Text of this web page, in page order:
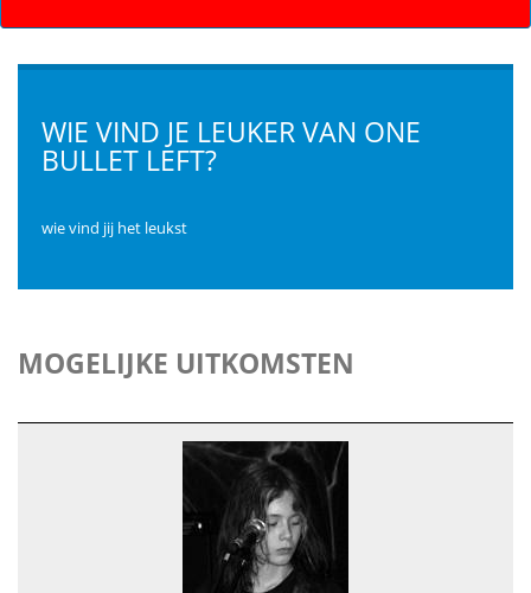
WIE VIND JE LEUKER VAN ONE
BULLET LEFT?
wie vind jij het leukst
MOGELIJKE UITKOMSTEN